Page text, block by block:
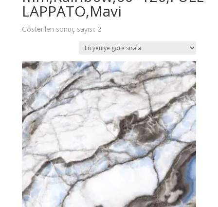
LAPPATO,Mavi
Gösterilen sonuç sayısı: 2